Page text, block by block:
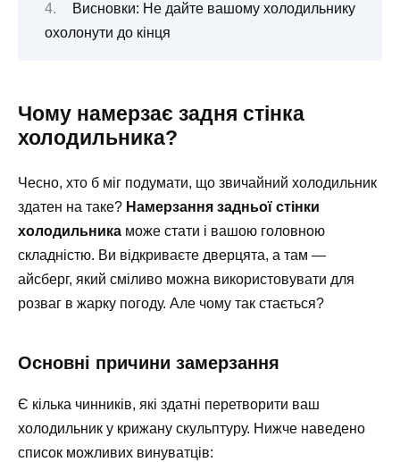
Висновки: Не дайте вашому холодильнику
охолонути до кінця
Чому намерзає задня стінка
холодильника?
Чесно, хто б міг подумати, що звичайний холодильник
здатен на таке? Намерзання задньої стінки
холодильника може стати і вашою головною
складністю. Ви відкриваєте дверцята, а там —
айсберг, який сміливо можна використовувати для
розваг в жарку погоду. Але чому так стається?
Основні причини замерзання
Є кілька чинників, які здатні перетворити ваш
холодильник у крижану скульптуру. Нижче наведено
список можливих винуватців: